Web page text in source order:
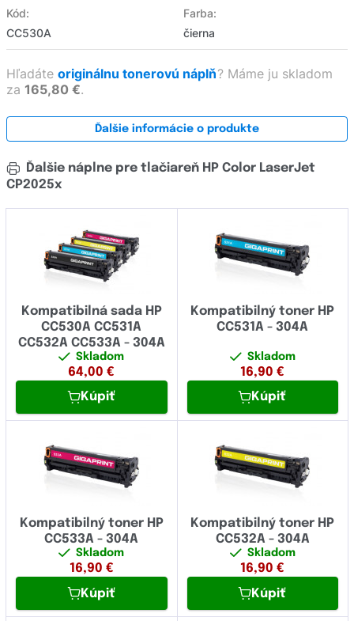
Kód:
CC530A
Farba:
čierna
Hľadáte originálnu tonerovú náplň? Máme ju skladom
za 165,80 €.
Ďalšie informácie o produkte
Ďalšie náplne pre tlačiareň HP Color LaserJet
CP2025x
Kompatibilná sada HP
CC530A CC531A
CC532A CC533A - 304A
Skladom
64,00 €
Kúpiť
Kompatibilný toner HP
CC531A - 304A
Skladom
16,90 €
Kúpiť
Kompatibilný toner HP
CC533A - 304A
Skladom
16,90 €
Kúpiť
Kompatibilný toner HP
CC532A - 304A
Skladom
16,90 €
Kúpiť